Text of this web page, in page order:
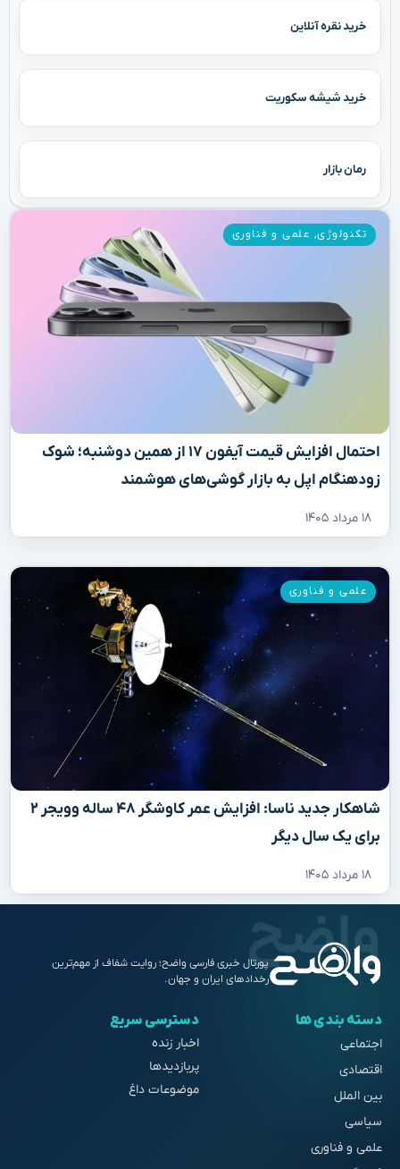
خرید نقره آنلاین
خرید شیشه سکوریت
رمان بازار
احتمال افزایش قیمت آیفون ۱۷ از همین دوشنبه؛ شوک
زودهنگام اپل به بازار گوشی‌های هوشمند
۱۸ مرداد ۱۴۰۵
تکنولوژی, علمی و فناوری
شاهکار جدید ناسا: افزایش عمر کاوشگر ۴۸ ساله وویجر ۲
برای یک سال دیگر
۱۸ مرداد ۱۴۰۵
علمی و فناوری
پورتال خبری فارسی واضح؛ روایت شفاف از مهم‌ترین
رخدادهای ایران و جهان.
دسته بندی ها
اجتماعی
اقتصادی
بین الملل
سیاسی
علمی و فناوری
دسترسی سریع
اخبار زنده
پربازدیدها
موضوعات داغ